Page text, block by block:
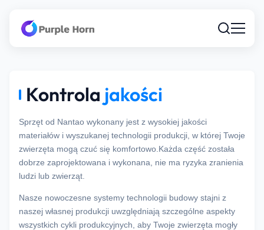
Kontrola jakości
Sprzęt od Nantao wykonany jest z wysokiej jakości
materiałów i wyszukanej technologii produkcji, w której Twoje
zwierzęta mogą czuć się komfortowo.Każda część została
dobrze zaprojektowana i wykonana, nie ma ryzyka zranienia
ludzi lub zwierząt.
Nasze nowoczesne systemy technologii budowy stajni z
naszej własnej produkcji uwzględniają szczególne aspekty
wszystkich cykli produkcyjnych, aby Twoje zwierzęta mogły